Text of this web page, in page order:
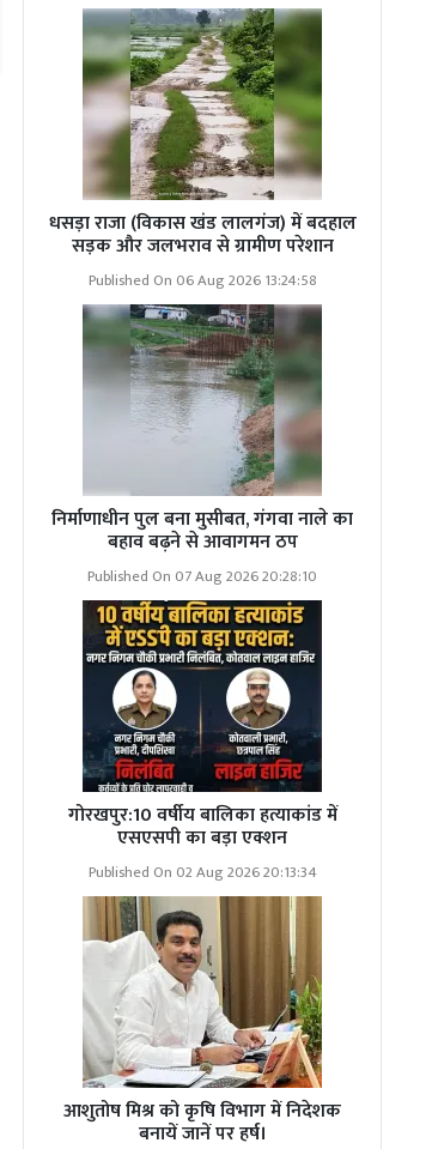
धसड़ा राजा (विकास खंड लालगंज) में बदहाल
सड़क और जलभराव से ग्रामीण परेशान
Published On 06 Aug 2026 13:24:58
निर्माणाधीन पुल बना मुसीबत, गंगवा नाले का
बहाव बढ़ने से आवागमन ठप
Published On 07 Aug 2026 20:28:10
गोरखपुर:10 वर्षीय बालिका हत्याकांड में
एसएसपी का बड़ा एक्शन
Published On 02 Aug 2026 20:13:34
आशुतोष मिश्र को कृषि विभाग में निदेशक
बनायें जानें पर हर्ष।